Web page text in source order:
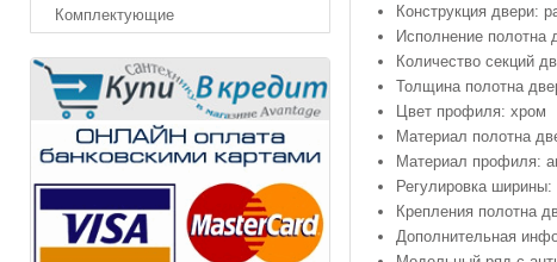
Комплектующие
Конструкция двери:
Исполнение полотна
Количество секций
Толщина полотна
Цвет профиля: хром
Материал полотна
Материал профиля:
Регулировка
Крепления полотна
Дополнительная